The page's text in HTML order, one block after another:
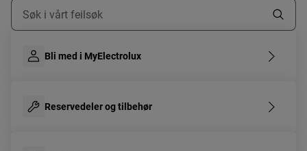
Skriv her for å søke etter supportartikler
Bli med i MyElectrolux
Reservedeler og tilbehør